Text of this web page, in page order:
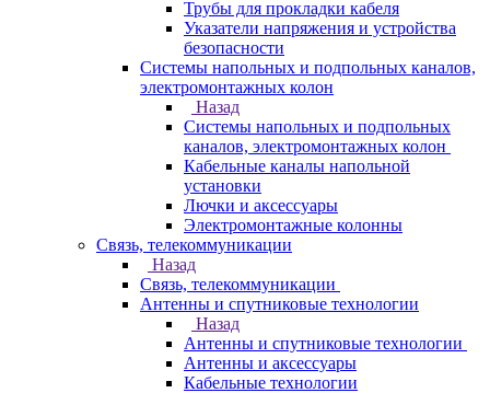
Трубы для прокладки кабеля
Указатели напряжения и устройства
безопасности
Системы напольных и подпольных каналов,
электромонтажных колон
Назад
Системы напольных и подпольных
каналов, электромонтажных колон
Кабельные каналы напольной
установки
Лючки и аксессуары
Электромонтажные колонны
Связь, телекоммуникации
Назад
Связь, телекоммуникации
Антенны и спутниковые технологии
Назад
Антенны и спутниковые технологии
Антенны и аксессуары
Кабельные технологии